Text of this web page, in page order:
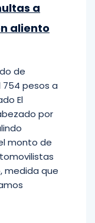
a
aliento
de
pesos a
El
por
monto de
medida que